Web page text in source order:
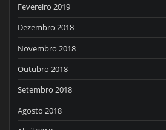
Fevereiro 2019
Dezembro 2018
Novembro 2018
Outubro 2018
Setembro 2018
Agosto 2018